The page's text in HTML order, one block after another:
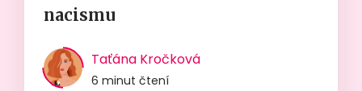
nacismu
Taťána Kročková
6 minut čtení